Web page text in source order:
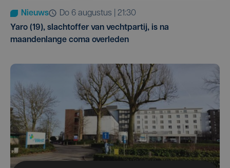
Nieuws
do 6 augustus | 21:30
Yaro (19), slachtoffer van vechtpartij, is na
maandenlange coma overleden